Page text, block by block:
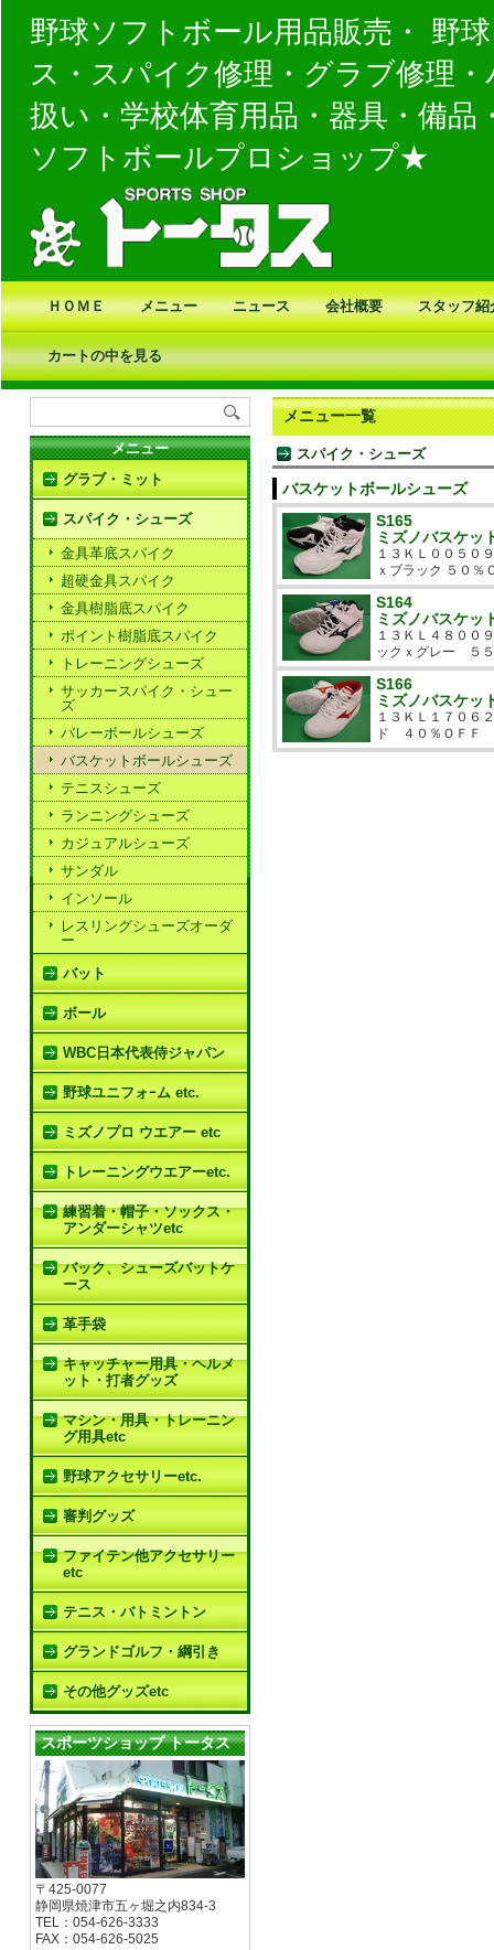
野球ソフトボール用品販売・ 野
ス・スパイク修理・グラブ修理
扱い・学校体育用品・器具・備
ソフトボールプロショップ★
ＨＯＭＥ メニュー ニュース 会社概要 スタッフ紹
カートの中を見る
メニュー
グラブ・ミット
スパイク・シューズ
金具革底スパイク
超硬金具スパイク
金具樹脂底スパイク
ポイント樹脂底スパイク
トレーニングシューズ
サッカースパイク・シュー
ズ
バレーボールシューズ
バスケットボールシューズ
テニスシューズ
ランニングシューズ
カジュアルシューズ
サンダル
インソール
レスリングシューズオーダ
ー
バット
ボール
WBC日本代表侍ジャパン
野球ユニフォｰム etc.
ミズノプロ ウエアー etc
トレーニングウエアーetc.
練習着・帽子・ソックス・
アンダーシャツetc
バック、シューズバットケ
ース
革手袋
キャッチャー用具・ヘルメ
ット・打者グッズ
マシン・用具・トレーニン
グ用具etc
野球アクセサリーetc.
審判グッズ
ファイテン他アクセサリー
etc
テニス・バトミントン
グランドゴルフ・綱引き
その他グッズetc
スポーツショップ トータス
〒425-0077
静岡県焼津市五ヶ堀之内834-3
TEL：054-626-3333
FAX：054-626-5025
メニュー一覧
スパイク・シューズ
バスケットボールシューズ
S165
ミズノバスケッ
１３ＫＬ００５０
ｘブラック ５０％
S164
ミズノバスケッ
１３ＫＬ４８０
ックｘグレー ５
S166
ミズノバスケッ
１３ＫＬ１７０
ド ４０％ＯＦＦ